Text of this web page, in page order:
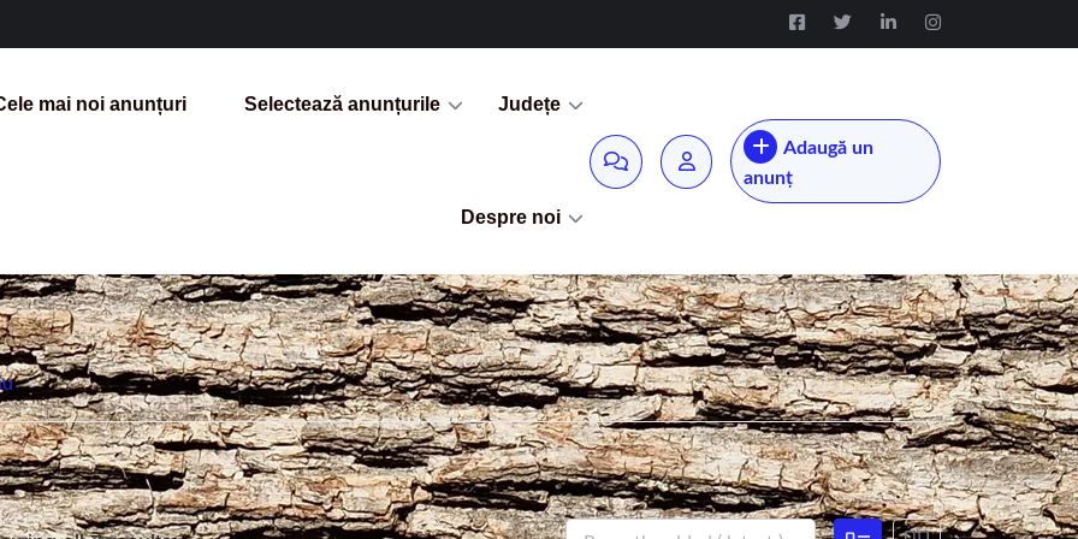
mai noi anunțuri Selectează anunțurile Județe
Despre noi
Adaugă un
anunț